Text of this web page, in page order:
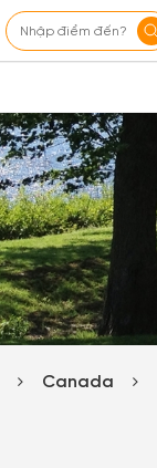
Nhập điểm đến?
Canada